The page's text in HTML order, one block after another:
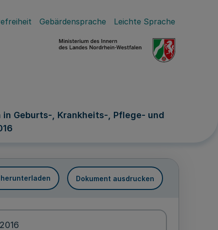
Gebärdensprache Leichte Sprache
Geburts-, Krankheits-, Pflege- und
herunterladen Dokument ausdrucken